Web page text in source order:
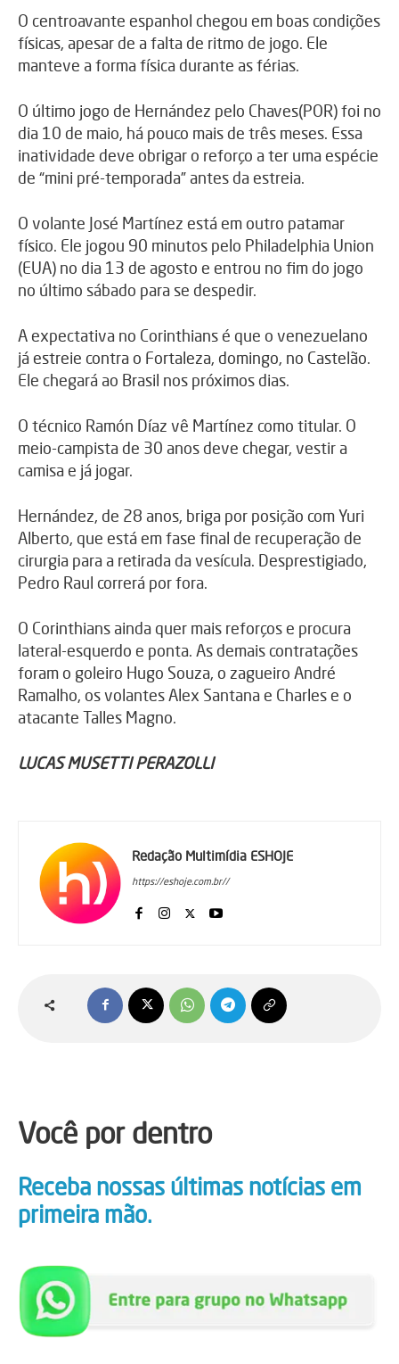
O centroavante espanhol chegou em boas condições
físicas, apesar de a falta de ritmo de jogo. Ele
manteve a forma física durante as férias.
O último jogo de Hernández pelo Chaves(POR) foi no
dia 10 de maio, há pouco mais de três meses. Essa
inatividade deve obrigar o reforço a ter uma espécie
de “mini pré-temporada” antes da estreia.
O volante José Martínez está em outro patamar
físico. Ele jogou 90 minutos pelo Philadelphia Union
(EUA) no dia 13 de agosto e entrou no fim do jogo
no último sábado para se despedir.
A expectativa no Corinthians é que o venezuelano
já estreie contra o Fortaleza, domingo, no Castelão.
Ele chegará ao Brasil nos próximos dias.
O técnico Ramón Díaz vê Martínez como titular. O
meio-campista de 30 anos deve chegar, vestir a
camisa e já jogar.
Hernández, de 28 anos, briga por posição com Yuri
Alberto, que está em fase final de recuperação de
cirurgia para a retirada da vesícula. Desprestigiado,
Pedro Raul correrá por fora.
O Corinthians ainda quer mais reforços e procura
lateral-esquerdo e ponta. As demais contratações
foram o goleiro Hugo Souza, o zagueiro André
Ramalho, os volantes Alex Santana e Charles e o
atacante Talles Magno.
LUCAS MUSETTI PERAZOLLI
Redação Multimídia ESHOJE
https://eshoje.com.br//
Você por dentro
Receba nossas últimas notícias em
primeira mão.